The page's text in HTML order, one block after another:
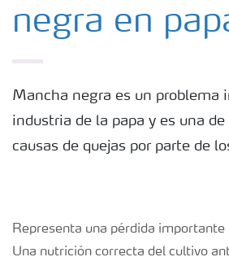
Fertilizantes
Almacenaje y manejo de
Deficiencia de nutrientes en
negra en
Mancha negra es un problema
industria de la papa y es una
causas de quejas por parte de
Representa una pérdida
Una nutrición correcta del cultivo